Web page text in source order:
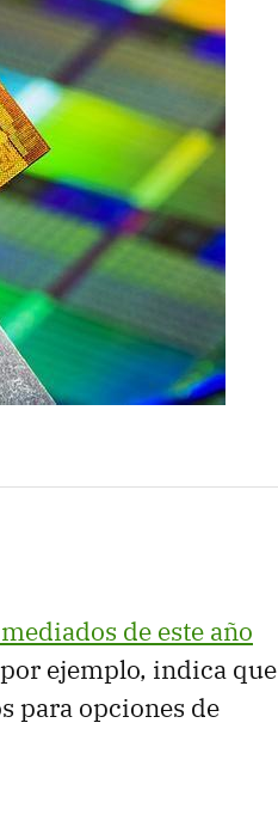
de este año
ejemplo, indica que
para opciones de